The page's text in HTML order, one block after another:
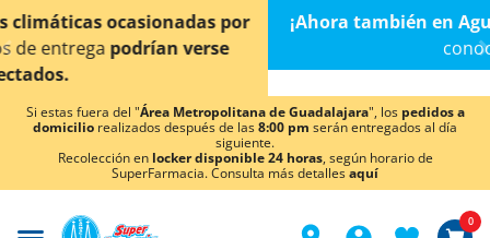
< div class="carousel-inner">
¡Ahora también en Aguascalientes! Daclic aquípara
conocer detalles.
Si estas fuera del "Área Metropolitana de Guadalajara", los pedidos a
domicilio realizados después de las8:00 pm serán entregados al día
siguiente.
Recolección en locker disponible 24 horas, según horario de
SuperFarmacia. Consulta más detallesaquí
0